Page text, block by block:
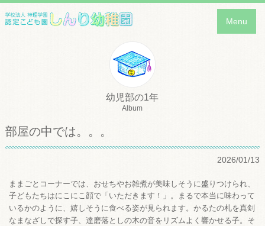
Menu
幼児部の1年
Album
部屋の中では。。。
2026/01/13
ままごとコーナーでは、おせちやお雑煮が美味しそうに盛りつけられ、
子どもたちはにこにこ顔で「いただきます！」。まるで本当に味わって
いるかのように、嬉しそうに食べる姿が見られます。かるたの札を真剣
なまなざしで探す子、達磨落としの木の音をリズムよく響かせる子。そ